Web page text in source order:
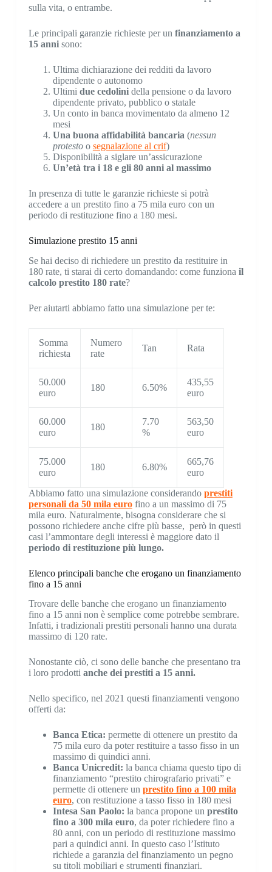
sulla vita, o entrambe.
Le principali garanzie richieste per un finanziamento a
15 annisono:
Ultima dichiarazione dei redditi da lavoro
dipendente o autonomo
Ultimi due cedolinidella pensione o da lavoro
dipendente privato, pubblico o statale
Un conto in banca movimentato da almeno 12
mesi
Una buona affidabilità bancaria (nessun
protestoo segnalazione al crif)
Disponibilità a siglare un’assicurazione
Un’età tra i 18 e gli 80 anni al massimo
In presenza di tutte le garanzie richieste si potrà
accedere a un prestito fino a 75 mila euro con un
periodo di restituzione fino a 180 mesi.
Simulazione prestito 15 anni
Se hai deciso di richiedere un prestito da restituire in
180 rate, ti starai di certo domandando: come funziona il
calcolo prestito 180 rate?
Per aiutarti abbiamo fatto una simulazione per te:
Somma
richiesta
Numero
rate
Tan Rata
50.000
euro
180 6.50%
435,55
euro
60.000
euro
180
7.70
%
563,50
euro
75.000
euro
180 6.80%
665,76
euro
Abbiamo fatto una simulazione considerando prestiti
personali da 50 mila eurofino a un massimo di 75
mila euro. Naturalmente, bisogna considerare che si
possono richiedere anche cifre più basse, però in questi
casi l’ammontare degli interessi è maggiore dato il
periodo di restituzione più lungo.
Elenco principali banche che erogano un finanziamento
fino a 15 anni
Trovare delle banche che erogano un finanziamento
fino a 15 anni non è semplice come potrebbe sembrare.
Infatti, i tradizionali prestiti personali hanno una durata
massimo di 120 rate.
Nonostante ciò, ci sono delle banche che presentano tra
i loro prodotti anche dei prestiti a 15 anni.
Nello specifico, nel 2021 questi finanziamenti vengono
offerti da:
Banca Etica: permette di ottenere un prestito da
75 mila euro da poter restituire a tasso fisso in un
massimo di quindici anni.
Banca Unicredit: la banca chiama questo tipo di
finanziamento “prestito chirografario privati” e
permette di ottenere un prestito fino a 100 mila
euro, con restituzione a tasso fisso in 180 mesi
Intesa San Paolo: la banca propone un prestito
fino a 300 mila euro, da poter richiedere fino a
80 anni, con un periodo di restituzione massimo
pari a quindici anni. In questo caso l’Istituto
richiede a garanzia del finanziamento un pegno
su titoli mobiliari e strumenti finanziari.